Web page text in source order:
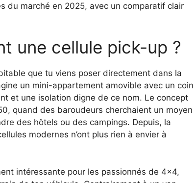
du marché en 2025, avec un comparatif clair
une cellule pick-up ?
que tu viens poser directement dans la
un mini-appartement amovible avec un coin
et une isolation digne de ce nom. Le concept
quand des baroudeurs cherchaient un moyen
des hôtels ou des campings. Depuis, la
modernes n’ont plus rien à envier à
intéressante pour les passionnés de 4×4,